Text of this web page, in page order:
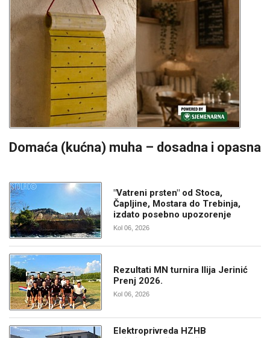
Domaća (kućna) muha – dosadna i opasna
"Vatreni prsten" od Stoca,
Čapljine, Mostara do Trebinja,
izdato posebno upozorenje
Kol 06, 2026
Rezultati MN turnira Ilija Jerinić
Prenj 2026.
Kol 06, 2026
Elektroprivreda HZHB